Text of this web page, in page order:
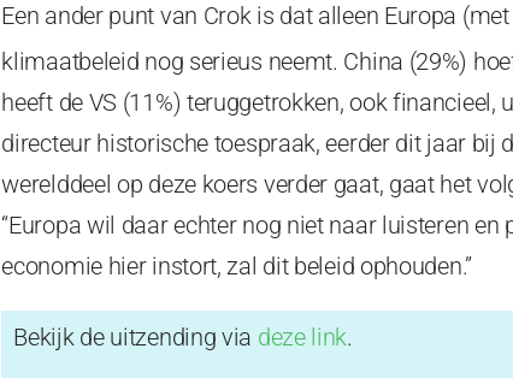
Een ander punt van Crok is dat alleen Europa
klimaatbeleid nog serieus neemt. China (29%)
heeft de VS (11%) teruggetrokken, ook
directeur historische toespraak, eerder dit jaar bij
werelddeel op deze koers verder gaat, gaat het
“Europa wil daar echter nog niet naar luisteren
economie hier instort, zal dit beleid ophouden.”
Bekijk de uitzending via deze link.